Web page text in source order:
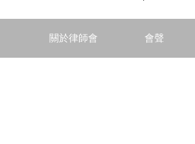
關於律師會 會聲